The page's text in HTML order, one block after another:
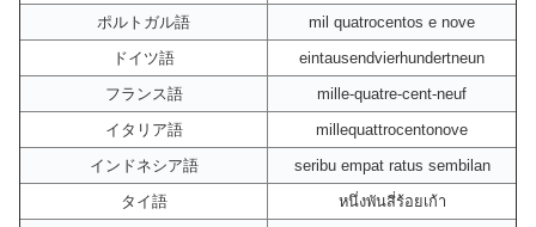
ポルトガル語
mil quatrocentos e nove
ドイツ語
eintausendvierhundertneun
フランス語
mille-quatre-cent-neuf
イタリア語
millequattrocentonove
インドネシア語
seribu empat ratus sembilan
タイ語
หนึ่งพันสี่ร้อยเก้า